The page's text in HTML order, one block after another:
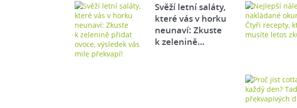
Svěží letní saláty,
které vás v horku
neunaví: Zkuste
k zelenině…